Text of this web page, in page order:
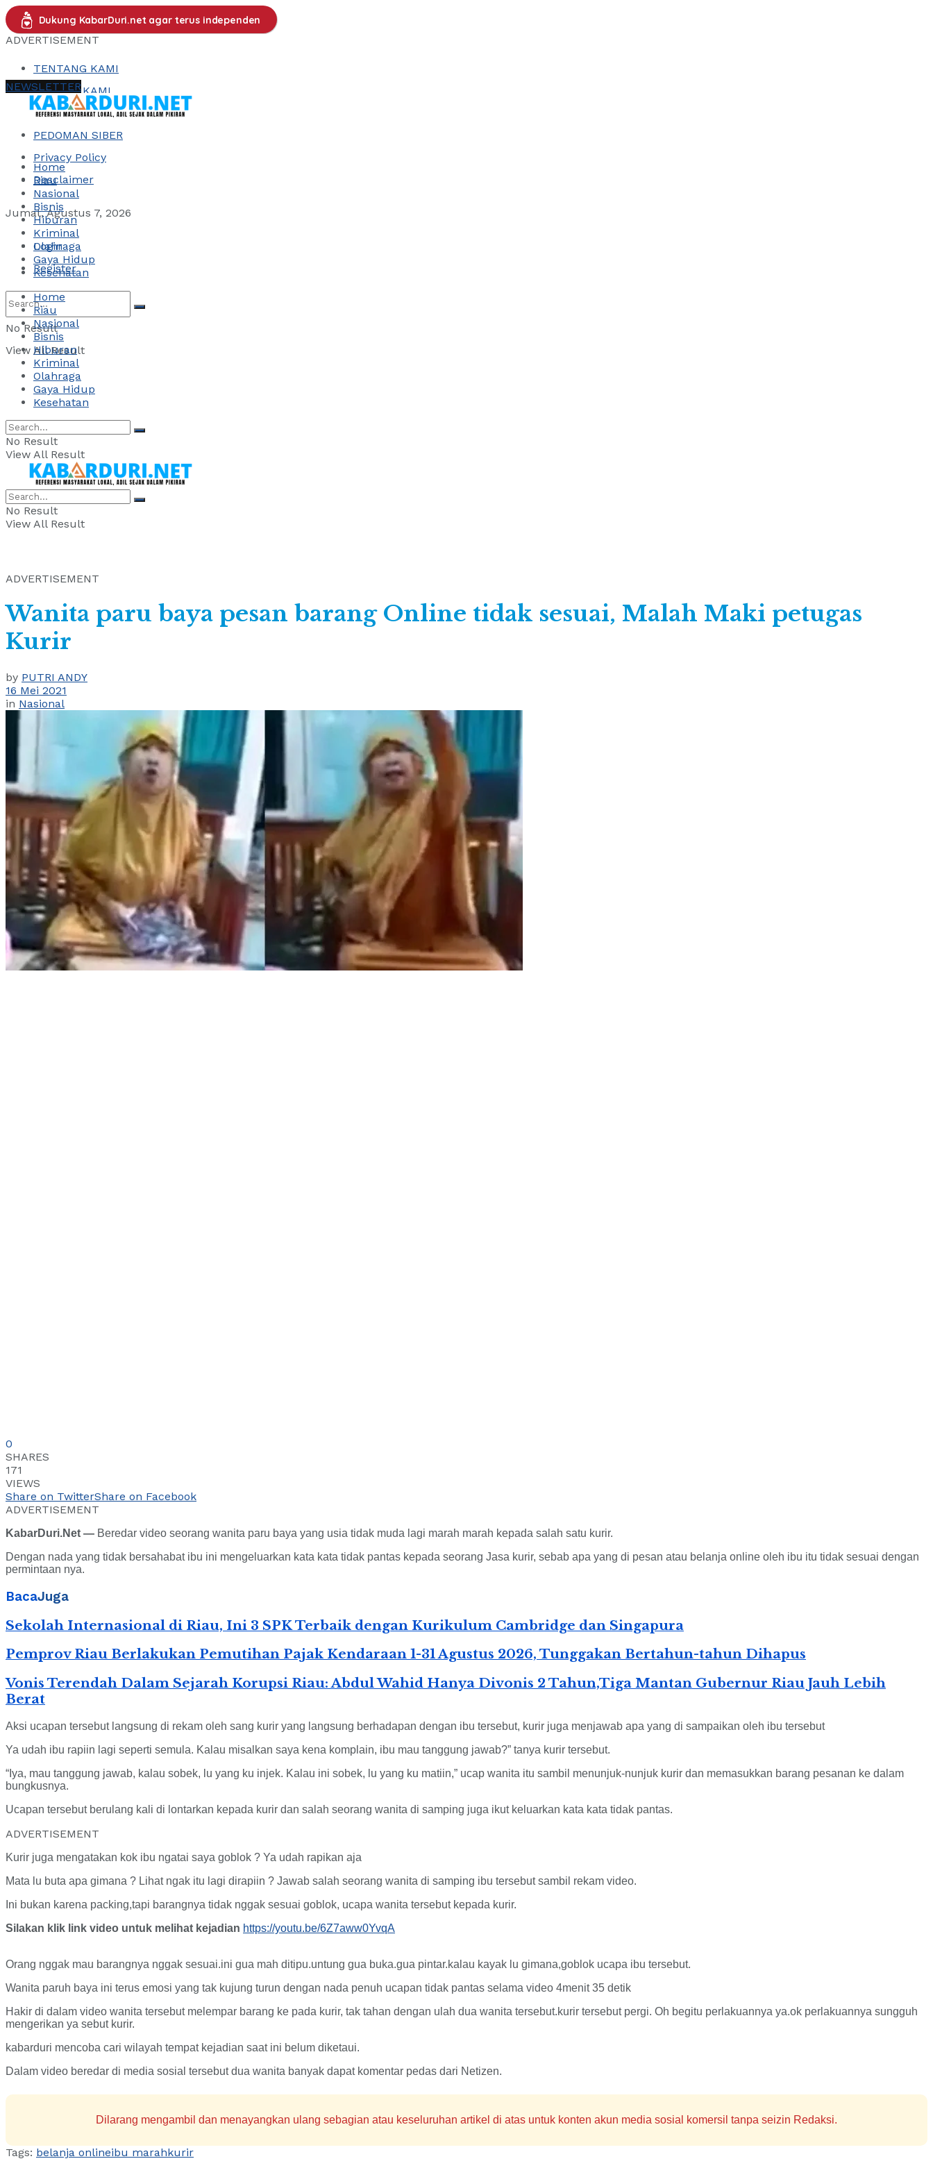
Dukung KabarDuri.net agar terus independen
ADVERTISEMENT
TENTANG KAMI
KONTAK KAMI
REDAKSI
PEDOMAN SIBER
Privacy Policy
Desclaimer
Jumat, Agustus 7, 2026
Login
Register
No Result
View All Result
NEWSLETTER
Home
Riau
Nasional
Bisnis
Hiburan
Kriminal
Olahraga
Gaya Hidup
Kesehatan
Home
Riau
Nasional
Bisnis
Hiburan
Kriminal
Olahraga
Gaya Hidup
Kesehatan
No Result
View All Result
No Result
View All Result
ADVERTISEMENT
Wanita paru baya pesan barang Online tidak sesuai, Malah Maki petugas
Kurir
by PUTRI ANDY
16 Mei 2021
in Nasional
0
SHARES
171
VIEWS
Share on TwitterShare on Facebook
ADVERTISEMENT
KabarDuri.Net — Beredar video seorang wanita paru baya yang usia tidak muda lagi marah marah kepada salah satu kurir.
Dengan nada yang tidak bersahabat ibu ini mengeluarkan kata kata tidak pantas kepada seorang Jasa kurir, sebab apa yang di pesan atau belanja online oleh ibu itu tidak sesuai dengan
permintaan nya.
BacaJuga
Sekolah Internasional di Riau, Ini 3 SPK Terbaik dengan Kurikulum Cambridge dan Singapura
Pemprov Riau Berlakukan Pemutihan Pajak Kendaraan 1-31 Agustus 2026, Tunggakan Bertahun-tahun Dihapus
Vonis Terendah Dalam Sejarah Korupsi Riau: Abdul Wahid Hanya Divonis 2 Tahun,Tiga Mantan Gubernur Riau Jauh Lebih
Berat
Aksi ucapan tersebut langsung di rekam oleh sang kurir yang langsung berhadapan dengan ibu tersebut, kurir juga menjawab apa yang di sampaikan oleh ibu tersebut
Ya udah ibu rapiin lagi seperti semula. Kalau misalkan saya kena komplain, ibu mau tanggung jawab?” tanya kurir tersebut.
“Iya, mau tanggung jawab, kalau sobek, lu yang ku injek. Kalau ini sobek, lu yang ku matiin,” ucap wanita itu sambil menunjuk-nunjuk kurir dan memasukkan barang pesanan ke dalam
bungkusnya.
Ucapan tersebut berulang kali di lontarkan kepada kurir dan salah seorang wanita di samping juga ikut keluarkan kata kata tidak pantas.
ADVERTISEMENT
Kurir juga mengatakan kok ibu ngatai saya goblok ? Ya udah rapikan aja
Mata lu buta apa gimana ? Lihat ngak itu lagi dirapiin ? Jawab salah seorang wanita di samping ibu tersebut sambil rekam video.
Ini bukan karena packing,tapi barangnya tidak nggak sesuai goblok, ucapa wanita tersebut kepada kurir.
Silakan klik link video untuk melihat kejadian https://youtu.be/6Z7aww0YvqA
Orang nggak mau barangnya nggak sesuai.ini gua mah ditipu.untung gua buka.gua pintar.kalau kayak lu gimana,goblok ucapa ibu tersebut.
Wanita paruh baya ini terus emosi yang tak kujung turun dengan nada penuh ucapan tidak pantas selama video 4menit 35 detik
Hakir di dalam video wanita tersebut melempar barang ke pada kurir, tak tahan dengan ulah dua wanita tersebut.kurir tersebut pergi. Oh begitu perlakuannya ya.ok perlakuannya sungguh
mengerikan ya sebut kurir.
kabarduri mencoba cari wilayah tempat kejadian saat ini belum diketaui.
Dalam video beredar di media sosial tersebut dua wanita banyak dapat komentar pedas dari Netizen.
Dilarang mengambil dan menayangkan ulang sebagian atau keseluruhan artikel di atas untuk konten akun media sosial komersil tanpa seizin Redaksi.
Tags: belanja onlineibu marahkurir